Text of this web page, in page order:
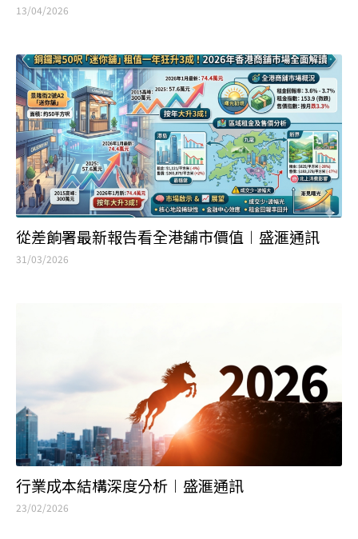
13/04/2026
從差餉署最新報告看全港舖市價值︱盛滙通訊
31/03/2026
行業成本結構深度分析︱盛滙通訊
23/02/2026